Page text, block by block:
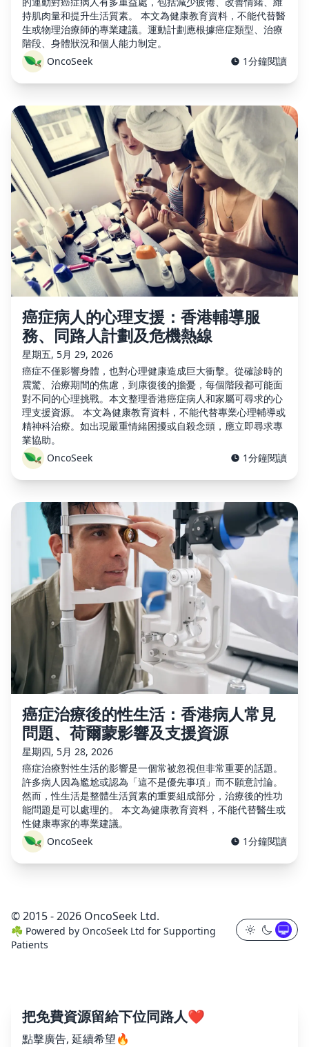
持肌肉量和提升生活質素。 本文為健康教育資料，不能代替醫
生或物理治療師的專業建議。運動計劃應根據癌症類型、治療
階段、身體狀況和個人能力制定。
OncoSeek
1分鐘閱讀
癌症病人的心理支援：香港輔導服
務、同路人計劃及危機熱線
星期五, 5月 29, 2026
癌症不僅影響身體，也對心理健康造成巨大衝擊。從確診時的
震驚、治療期間的焦慮，到康復後的擔憂，每個階段都可能面
對不同的心理挑戰。本文整理香港癌症病人和家屬可尋求的心
理支援資源。 本文為健康教育資料，不能代替專業心理輔導或
精神科治療。如出現嚴重情緒困擾或自殺念頭，應立即尋求專
業協助。
OncoSeek
1分鐘閱讀
癌症治療後的性生活：香港病人常見
問題、荷爾蒙影響及支援資源
星期四, 5月 28, 2026
癌症治療對性生活的影響是一個常被忽視但非常重要的話題。
許多病人因為尷尬或認為「這不是優先事項」而不願意討論。
然而，性生活是整體生活質素的重要組成部分，治療後的性功
能問題是可以處理的。 本文為健康教育資料，不能代替醫生或
性健康專家的專業建議。
OncoSeek
1分鐘閱讀
© 2015 - 2026 OncoSeek Ltd.
☘️ Powered by OncoSeek Ltd for Supporting
Patients
把免費資源留給下位同路人❤️
點擊廣告, 延續希望🔥